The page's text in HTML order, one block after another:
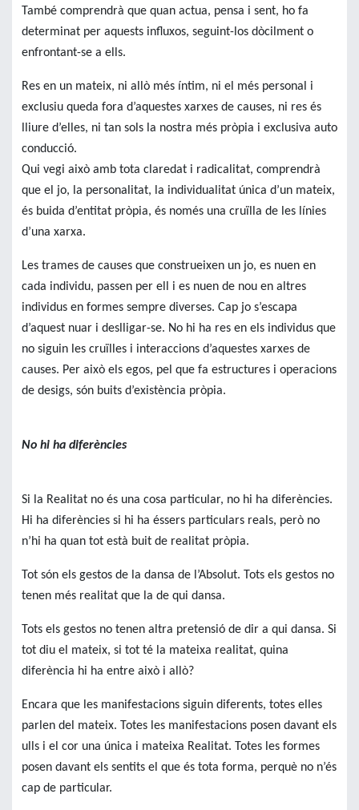
També comprendrà que quan actua, pensa i sent, ho fa
determinat per aquests influxos, seguint-los dòcilment o
enfrontant-se a ells.
Res en un mateix, ni allò més íntim, ni el més personal i
exclusiu queda fora d’aquestes xarxes de causes, ni res és
lliure d’elles, ni tan sols la nostra més pròpia i exclusiva auto
conducció.
Qui vegi això amb tota claredat i radicalitat, comprendrà
que el jo, la personalitat, la individualitat única d’un mateix,
és buida d’entitat pròpia, és només una cruïlla de les línies
d’una xarxa.
Les trames de causes que construeixen un jo, es nuen en
cada individu, passen per ell i es nuen de nou en altres
individus en formes sempre diverses. Cap jo s’escapa
d’aquest nuar i deslligar-se. No hi ha res en els individus que
no siguin les cruïlles i interaccions d’aquestes xarxes de
causes. Per això els egos, pel que fa estructures i operacions
de desigs, són buits d’existència pròpia.
No hi ha diferències
Si la Realitat no és una cosa particular, no hi ha diferències.
Hi ha diferències si hi ha éssers particulars reals, però no
n’hi ha quan tot està buit de realitat pròpia.
Tot són els gestos de la dansa de l’Absolut. Tots els gestos no
tenen més realitat que la de qui dansa.
Tots els gestos no tenen altra pretensió de dir a qui dansa. Si
tot diu el mateix, si tot té la mateixa realitat, quina
diferència hi ha entre això i allò?
Encara que les manifestacions siguin diferents, totes elles
parlen del mateix. Totes les manifestacions posen davant els
ulls i el cor una única i mateixa Realitat. Totes les formes
posen davant els sentits el que és tota forma, perquè no n’és
cap de particular.